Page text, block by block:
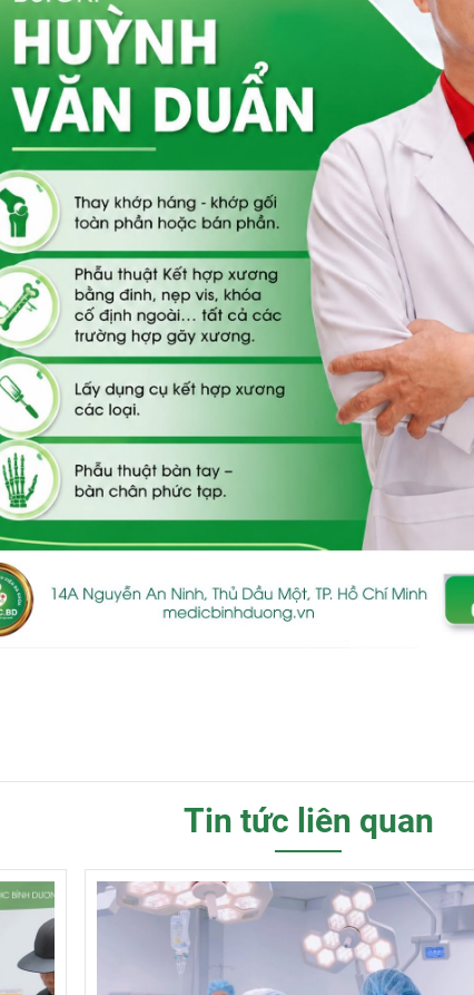
Tin tức liên quan